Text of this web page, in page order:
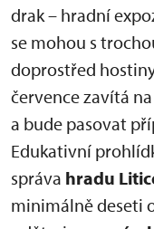
drak – hradní
se mohou s
doprostřed
července zavítá
a bude pasovat
Edukativní
správa hradu
minimálně deseti